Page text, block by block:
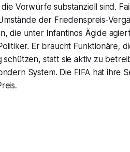
Vorwürfe substanziell sind.
der Friedenspreis-
die unter Infantinos Ägide
Er braucht Funktionäre,
schützen, statt sie aktiv zu
System. Die FIFA hat ihre